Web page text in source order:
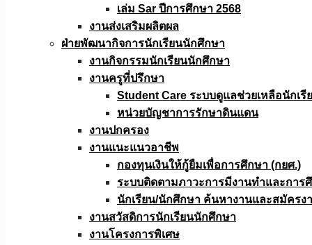
เล่ม Sar ปีการศึกษา 2568
งานส่งเสริมผลิตผล
ฝ่ายพัฒนากิจการนักเรียนนักศึกษา
งานกิจกรรมนักเรียนนักศึกษา
งานครูที่ปรึกษา
Student Care ระบบดูแลช่วยเหลือนักเรี
หน่วยบัญชาการรักษาดินแดน
งานปกครอง
งานแนะแนวอาชีพ
กองทุนเงินให้กู้ยืมเพื่อการศึกษา (กยศ.)
ระบบติดตามภาวะการมีงานทำและการ
นักเรียน/นักศึกษา ค้นหางานและสมัครง
งานสวัสดิการนักเรียนนักศึกษา
งานโครงการพิเศษ